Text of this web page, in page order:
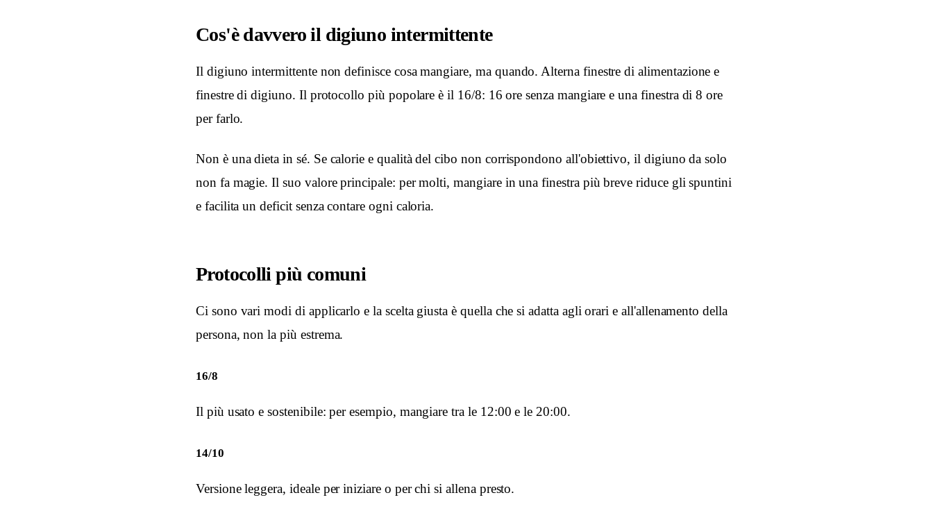
Cos'è davvero il digiuno intermittente
Il digiuno intermittente non definisce cosa mangiare, ma quando. Alterna finestre di alimentazione e
finestre di digiuno. Il protocollo più popolare è il 16/8: 16 ore senza mangiare e una finestra di 8 ore
per farlo.
Non è una dieta in sé. Se calorie e qualità del cibo non corrispondono all'obiettivo, il digiuno da solo
non fa magie. Il suo valore principale: per molti, mangiare in una finestra più breve riduce gli spuntini
e facilita un deficit senza contare ogni caloria.
Protocolli più comuni
Ci sono vari modi di applicarlo e la scelta giusta è quella che si adatta agli orari e all'allenamento della
persona, non la più estrema.
16/8
Il più usato e sostenibile: per esempio, mangiare tra le 12:00 e le 20:00.
14/10
Versione leggera, ideale per iniziare o per chi si allena presto.